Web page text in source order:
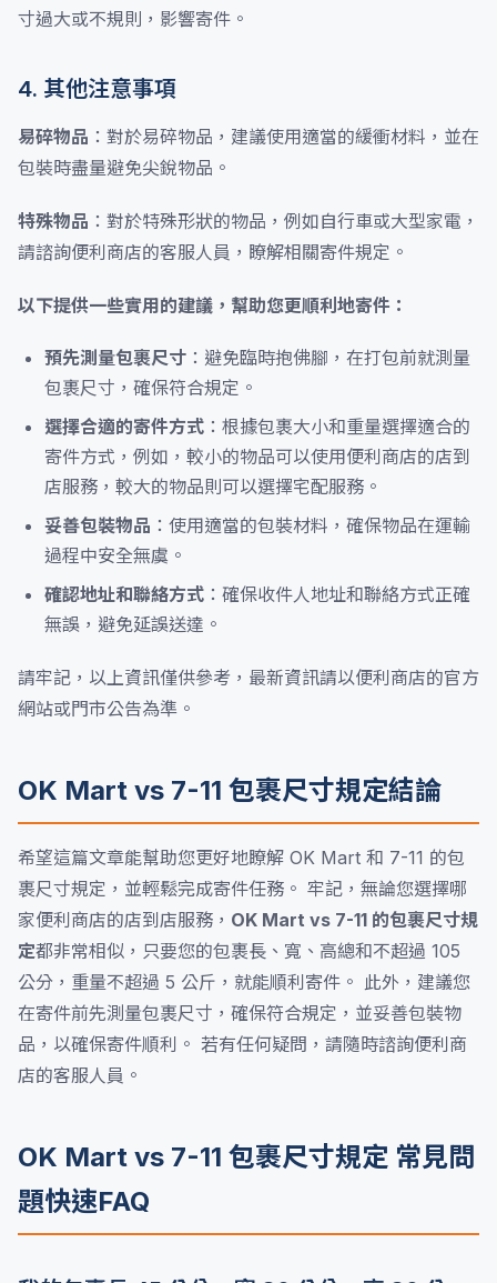
寸過大或不規則，影響寄件。
4. 其他注意事項
易碎物品 ：對於易碎物品，建議使用適當的緩衝材料，並在
包裝時盡量避免尖銳物品。
特殊物品 ：對於特殊形狀的物品，例如自行車或大型家電，
請諮詢便利商店的客服人員，瞭解相關寄件規定。
以下提供一些實用的建議，幫助您更順利地寄件：
預先測量包裹尺寸 ：避免臨時抱佛腳，在打包前就測量
包裹尺寸，確保符合規定。
選擇合適的寄件方式 ：根據包裹大小和重量選擇適合的
寄件方式，例如，較小的物品可以使用便利商店的店到
店服務，較大的物品則可以選擇宅配服務。
妥善包裝物品 ：使用適當的包裝材料，確保物品在運輸
過程中安全無虞。
確認地址和聯絡方式 ：確保收件人地址和聯絡方式正確
無誤，避免延誤送達。
請牢記，以上資訊僅供參考，最新資訊請以便利商店的官方
網站或門市公告為準。
OK Mart vs 7-11 包裹尺寸規定結論
希望這篇文章能幫助您更好地瞭解 OK Mart 和 7-11 的包
裹尺寸規定，並輕鬆完成寄件任務。 牢記，無論您選擇哪
家便利商店的店到店服務， OK Mart vs 7-11 的包裹尺寸規
定都非常相似，只要您的包裹長、寬、高總和不超過 105
公分，重量不超過 5 公斤，就能順利寄件。 此外，建議您
在寄件前先測量包裹尺寸，確保符合規定，並妥善包裝物
品，以確保寄件順利。 若有任何疑問，請隨時諮詢便利商
店的客服人員。
OK Mart vs 7-11 包裹尺寸規定 常見問
題快速FAQ